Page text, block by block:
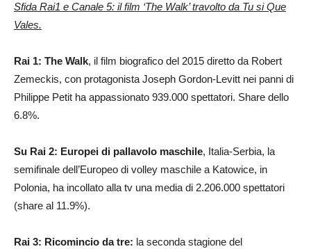
Sfida Rai1 e Canale 5: il film ‘The Walk’ travolto da Tu si Que
Vales.
Rai 1: The Walk, il film biografico del 2015 diretto da Robert
Zemeckis, con protagonista Joseph Gordon-Levitt nei panni di
Philippe Petit ha appassionato 939.000 spettatori. Share dello
6.8%.
Su Rai 2: Europei di pallavolo maschile, Italia-Serbia, la
semifinale dell’Europeo di volley maschile a Katowice, in
Polonia, ha incollato alla tv una media di 2.206.000 spettatori
(share al 11.9%).
Rai 3: Ricomincio da tre: la seconda stagione del